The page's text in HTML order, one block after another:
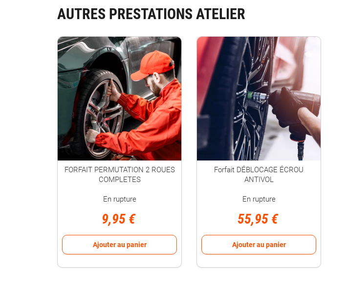
AUTRES PRESTATIONS ATELIER
FORFAIT PERMUTATION 2 ROUES
COMPLETES
En rupture
9,95 €
Ajouter au panier
Forfait DÉBLOCAGE ÉCROU
ANTIVOL
En rupture
55,95 €
Ajouter au panier